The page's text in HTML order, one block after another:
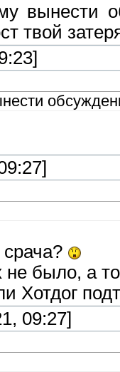
вынести
твой
было, а
Хотдог
09:27]